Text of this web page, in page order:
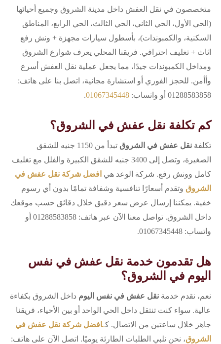
متخصصون في نقل العفش داخل مدينة الشروق وجميع أحيائها
(الحي الأول، الحي الثاني، الحي الثالث، الحي الرابع، المناطق
السكنية، والكمبوندات)، بأسطول سيارات مجهزة + ونش رفع
اثاث + تغليف احترافي. فريقنا المحلي يعرف شوارع الشروق
ومداخل الكمبوندات جيدًا، مما يجعل عملية نقل العفش أسرع
وأأمن. للحجز الفوري أو استشارة مجانية، اتصل بنا على هاتف:
01288583858 أو واتساب:
01067345448
.
كم تكلفة نقل عفش في الشروق؟
تكلفة نقل عفش في الشروق
تبدأ من 1150 جنيه للشقق
الصغيرة، وتصل إلى 3400 جنيه للشقق الكبيرة والفلل مع تغليف
كامل وونش رفع. شركة الوعد هي افضل شركة نقل عفش في
الشروق وتقدم أسعارًا تنافسية وشفافة تمامًا بدون أي رسوم
خفية. يمكننا إرسال عرض سعر دقيق خلال دقائق حسب موقعك
داخل الشروق. تواصل معنا الآن عبر هاتف: 01288583858 أو
واتساب: 01067345448.
هل تقدمون خدمة نقل عفش في نفس
اليوم في الشروق؟
نعم، نقدم خدمة نقل عفش في نفس اليوم داخل الشروق بكفاءة
عالية. سواء كنت تنتقل داخل الحي الواحد أو بين الأحياء، فريقنا
جاهز خلال ساعتين من الاتصال. كـافضل شركة نقل عفش في
الشروق، نحن نلبي الطلبات الطارئة يوميًا. اتصل الآن على هاتف: